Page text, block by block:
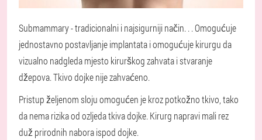
Submammary - tradicionalni i najsigurniji način. . . Omogućuje
jednostavno postavljanje implantata i omogućuje kirurgu da
vizualno nadgleda mjesto kirurškog zahvata i stvaranje
džepova. Tkivo dojke nije zahvaćeno.
Pristup željenom sloju omogućen je kroz potkožno tkivo, tako
da nema rizika od ozljeda tkiva dojke. Kirurg napravi mali rez
duž prirodnih nabora ispod dojke.